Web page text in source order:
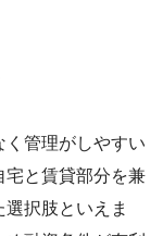
管理がしやすい
宅と賃貸部分を兼
択肢といえま